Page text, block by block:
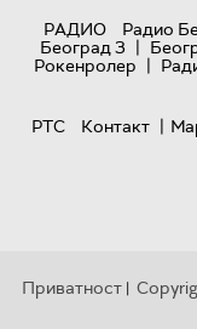
РАДИО
Радио
Београд 3 |
Рокенролер |
РТС
Контакт |
Приватност |